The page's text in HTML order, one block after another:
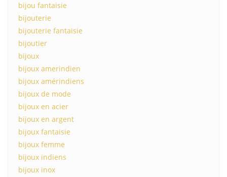
bijou fantaisie
bijouterie
bijouterie fantaisie
bijoutier
bijoux
bijoux amerindien
bijoux amérindiens
bijoux de mode
bijoux en acier
bijoux en argent
bijoux fantaisie
bijoux femme
bijoux indiens
bijoux inox